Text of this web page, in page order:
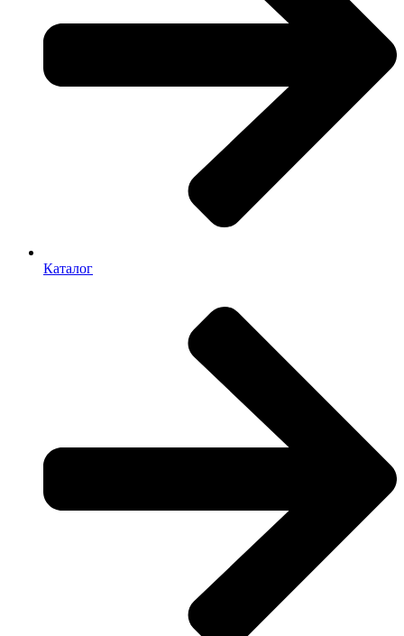
Каталог